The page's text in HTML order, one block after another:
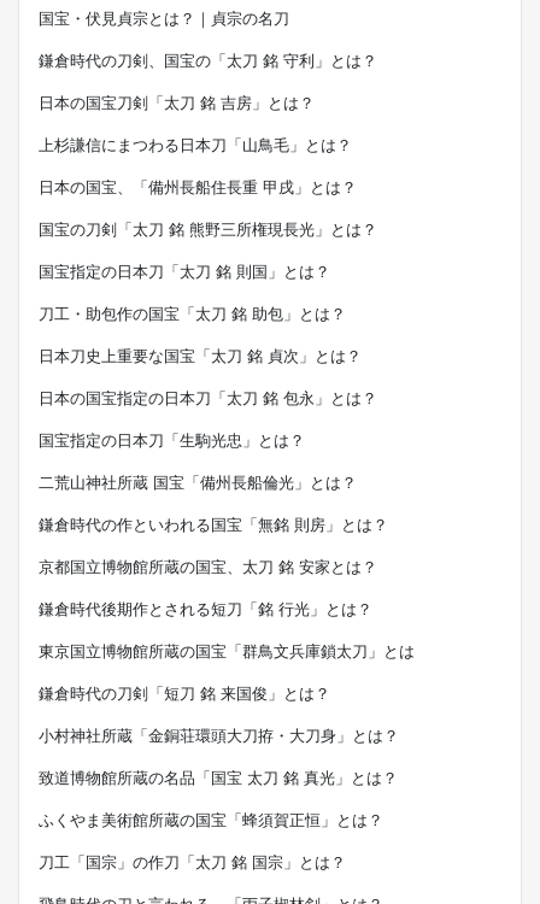
国宝・伏見貞宗とは？｜貞宗の名刀
鎌倉時代の刀剣、国宝の「太刀 銘 守利」とは？
日本の国宝刀剣「太刀 銘 吉房」とは？
上杉謙信にまつわる日本刀「山鳥毛」とは？
日本の国宝、「備州長船住長重 甲戌」とは？
国宝の刀剣「太刀 銘 熊野三所権現長光」とは？
国宝指定の日本刀「太刀 銘 則国」とは？
刀工・助包作の国宝「太刀 銘 助包」とは？
日本刀史上重要な国宝「太刀 銘 貞次」とは？
日本の国宝指定の日本刀「太刀 銘 包永」とは？
国宝指定の日本刀「生駒光忠」とは？
二荒山神社所蔵 国宝「備州長船倫光」とは？
鎌倉時代の作といわれる国宝「無銘 則房」とは？
京都国立博物館所蔵の国宝、太刀 銘 安家とは？
鎌倉時代後期作とされる短刀「銘 行光」とは？
東京国立博物館所蔵の国宝「群鳥文兵庫鎖太刀」とは
鎌倉時代の刀剣「短刀 銘 来国俊」とは？
小村神社所蔵「金銅荘環頭大刀拵・大刀身」とは？
致道博物館所蔵の名品「国宝 太刀 銘 真光」とは？
ふくやま美術館所蔵の国宝「蜂須賀正恒」とは？
刀工「国宗」の作刀「太刀 銘 国宗」とは？